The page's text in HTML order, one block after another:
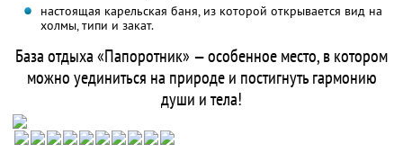
настоящая карельская баня, из которой открывается вид на
холмы, типи и закат.
База отдыха «Папоротник» — особенное место, в котором
можно уединиться на природе и постигнуть гармонию
души и тела!